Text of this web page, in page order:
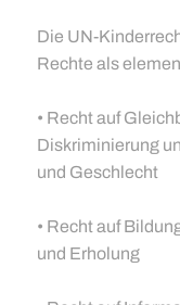
Die UN-
Rechte als
• Recht auf
Diskriminierung
und Geschlecht
• Recht auf
und Erholung